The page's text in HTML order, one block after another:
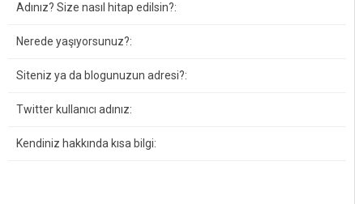
Adınız? Size nasıl hitap edilsin?:
Nerede yaşıyorsunuz?:
Siteniz ya da blogunuzun adresi?:
Twitter kullanıcı adınız:
Kendiniz hakkında kısa bilgi: